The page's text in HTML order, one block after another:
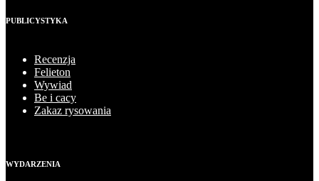
PUBLICYSTYKA
Recenzja
Felieton
Wywiad
Be i cacy
Zakaz rysowania
WYDARZENIA